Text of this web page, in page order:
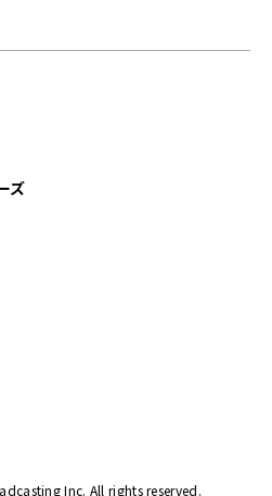
ズ
Inc. All rights reserved.